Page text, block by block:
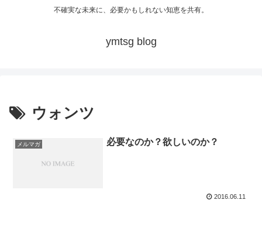
不確実な未来に、必要かもしれない知恵を共有。
ymtsg blog
ウォンツ
メルマガ 必要なのか？欲しいのか？
2016.06.11